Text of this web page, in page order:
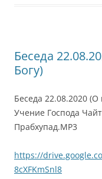
Беседа
Богу)
Беседа 22.08.2020
Учение Господа
Прабхупад.MP3
https://
8cXFKmSnl8